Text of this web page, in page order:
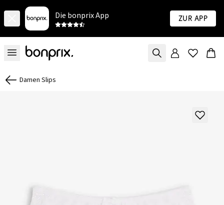
Die bonprix App Zur App
Damen Slips